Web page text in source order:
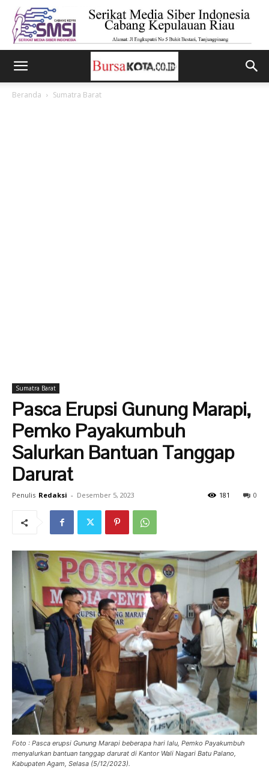
Beranda Sumatra Barat
Sumatra Barat
Pasca Erupsi Gunung Marapi,
Pemko Payakumbuh
Salurkan Bantuan Tanggap
Darurat
Penulis Redaksi - Desember 5, 2023 0
181
Foto : Pasca erupsi Gunung Marapi beberapa hari lalu, Pemko Payakumbuh
menyalurkan bantuan tanggap darurat di Kantor Wali Nagari Batu Palano,
Kabupaten Agam, Selasa (5/12/2023).